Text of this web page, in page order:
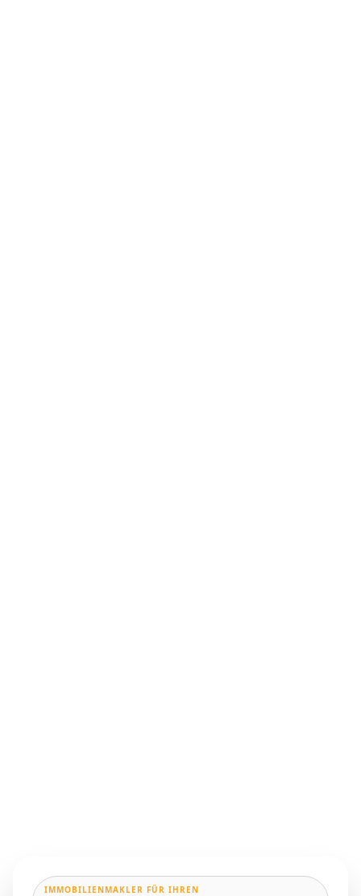
IMMOBILIENMAKLER FÜR IHREN